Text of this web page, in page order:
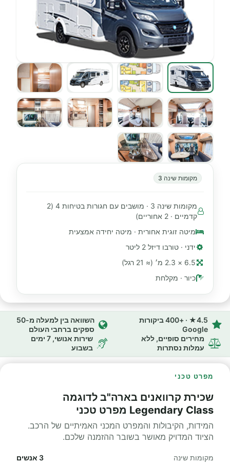
מקומות שינה 3
מקומות שינה 3 · מושבים עם חגורות בטיחות 4 (2
קדמיים · 2 אחוריים)
מיטה זוגית אחורית · מיטה יחידה אמצעית
ידני · טורבו דיזל 2 ליטר
6.5 × 2.3 מ׳ (≈ 21 רגל)
כיור · מקלחת
4.5★ · +400 ביקורות
Google
השוואה בין למעלה מ-50
ספקים ברחבי העולם
מחירים סופיים, ללא
עמלות נסתרות
שירות אנושי, 7 ימים
בשבוע
מפרט טכני
שכירת קרוואנים בארה"ב לדוגמה
Legendary Class מפרט טכני
המידות, הקיבולות והמפרט המכני האמיתיים של הרכב.
הציוד המדויק מאושר בשובר ההזמנה שלכם.
מקומות שינה 3 אנשים